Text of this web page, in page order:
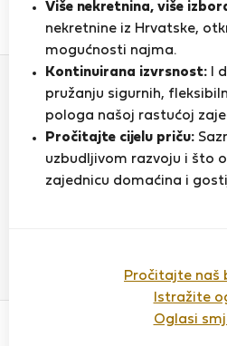
Više nekretnina, više
nekretnine iz Hrvatske,
mogućnosti najma.
Kontinuirana izvrsnost: I
pružanju sigurnih,
pologa našoj rastućoj
Pročitajte cijelu priču:
uzbudljivom razvoju i što
zajednicu domaćina i
Pročitajte naš
Istražite
Oglasi
Ocjena i reference
0
Ocjena
Povjerenje & Sigurnost